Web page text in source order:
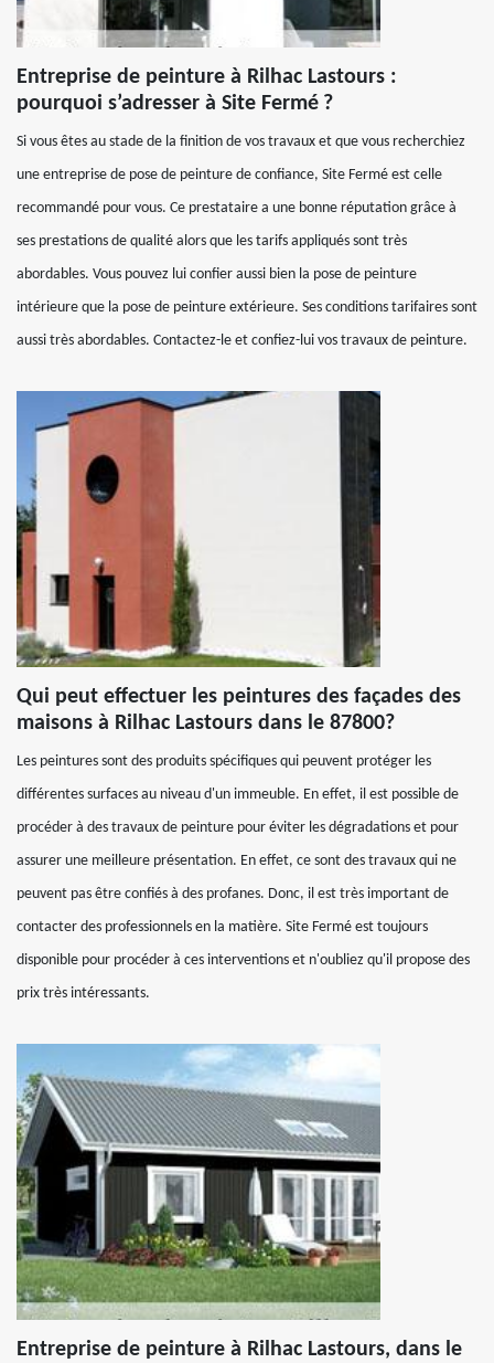
Entreprise de peinture à Rilhac Lastours :
pourquoi s’adresser à Site Fermé ?
Si vous êtes au stade de la finition de vos travaux et que vous recherchiez
une entreprise de pose de peinture de confiance, Site Fermé est celle
recommandé pour vous. Ce prestataire a une bonne réputation grâce à
ses prestations de qualité alors que les tarifs appliqués sont très
abordables. Vous pouvez lui confier aussi bien la pose de peinture
intérieure que la pose de peinture extérieure. Ses conditions tarifaires sont
aussi très abordables. Contactez-le et confiez-lui vos travaux de peinture.
Qui peut effectuer les peintures des façades des
maisons à Rilhac Lastours dans le 87800?
Les peintures sont des produits spécifiques qui peuvent protéger les
différentes surfaces au niveau d'un immeuble. En effet, il est possible de
procéder à des travaux de peinture pour éviter les dégradations et pour
assurer une meilleure présentation. En effet, ce sont des travaux qui ne
peuvent pas être confiés à des profanes. Donc, il est très important de
contacter des professionnels en la matière. Site Fermé est toujours
disponible pour procéder à ces interventions et n'oubliez qu'il propose des
prix très intéressants.
Entreprise de peinture à Rilhac Lastours, dans le